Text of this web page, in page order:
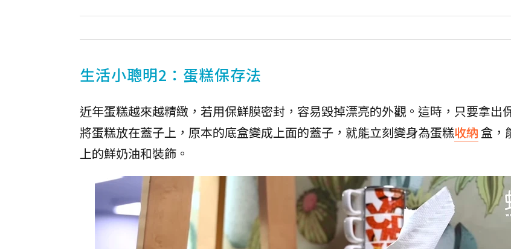
生活小聰明2：蛋糕保存法
近年蛋糕越來越精緻，若用保鮮膜密封，容易毀掉漂亮的外觀。這時，只要拿出
將蛋糕放在蓋子上，原本的底盒變成上面的蓋子，就能立刻變身為蛋糕收納盒，
上的鮮奶油和裝飾。